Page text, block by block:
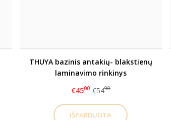
THUYA bazinis antakių- blakstienų
laminavimo rinkinys
€4500 €5490